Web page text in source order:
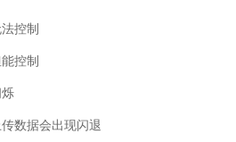
控制
控制
数据会出现闪退